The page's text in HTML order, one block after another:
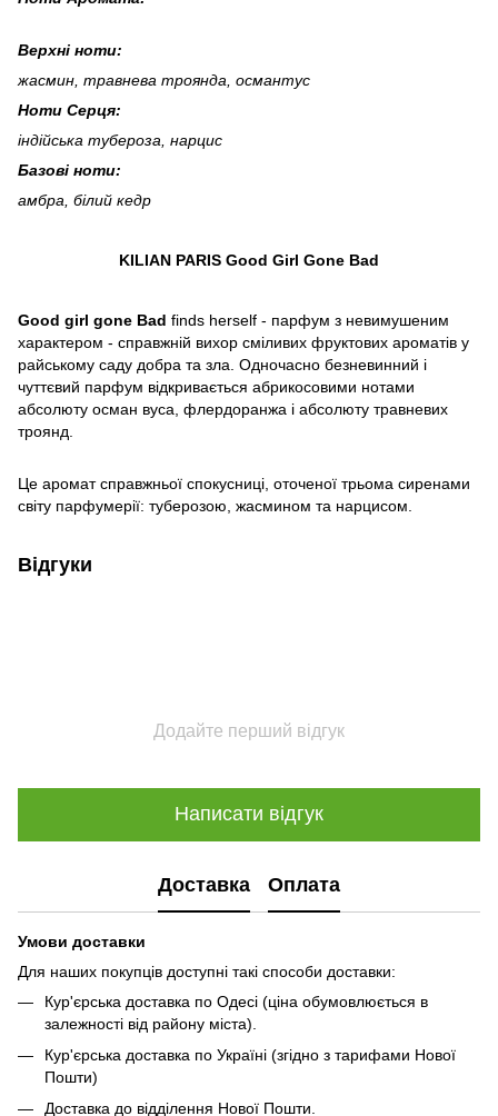
Верхні ноти:
жасмин, травнева троянда, османтус
Ноти Серця:
індійська тубероза, нарцис
Базові ноти:
амбра, білий кедр
KILIAN PARIS Good Girl Gone Bad
Good girl gone Bad finds herself - парфум з невимушеним
характером - справжній вихор сміливих фруктових ароматів у
райському саду добра та зла. Одночасно безневинний і
чуттєвий парфум відкривається абрикосовими нотами
абсолюту осман вуса, флердоранжа і абсолюту травневих
троянд.
Це аромат справжньої спокусниці, оточеної трьома сиренами
світу парфумерії: туберозою, жасмином та нарцисом.
Відгуки
Додайте перший відгук
Написати відгук
Доставка Оплата
Умови доставки
Для наших покупців доступні такі способи доставки:
Кур'єрська доставка по Одесі (ціна обумовлюється в
залежності від району міста).
Кур'єрська доставка по Україні (згідно з тарифами Нової
Пошти)
Доставка до відділення Нової Пошти.